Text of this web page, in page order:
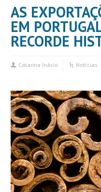
AS
EM
RECORDE
Catarina Inácio Notícias